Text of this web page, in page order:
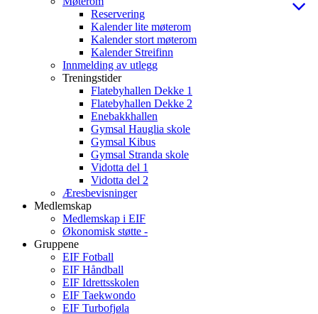
Reservering
Kalender lite møterom
Kalender stort møterom
Kalender Streifinn
Innmelding av utlegg
Treningstider
Flatebyhallen Dekke 1
Flatebyhallen Dekke 2
Enebakkhallen
Gymsal Hauglia skole
Gymsal Kibus
Gymsal Stranda skole
Vidotta del 1
Vidotta del 2
Æresbevisninger
Medlemskap
Medlemskap i EIF
Økonomisk støtte -
Gruppene
EIF Fotball
EIF Håndball
EIF Idrettsskolen
EIF Taekwondo
EIF Turbofjøla